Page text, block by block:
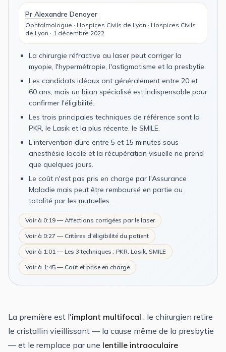
Pr Alexandre Denoyer
Ophtalmologue · Hospices Civils de Lyon · Hospices Civils
de Lyon · 1 décembre 2022
La chirurgie réfractive au laser peut corriger la
myopie, l'hypermétropie, l'astigmatisme et la presbytie.
Les candidats idéaux ont généralement entre 20 et
60 ans, mais un bilan spécialisé est indispensable pour
confirmer l'éligibilité.
Les trois principales techniques de référence sont la
PKR, le Lasik et la plus récente, le SMILE.
L'intervention dure entre 5 et 15 minutes sous
anesthésie locale et la récupération visuelle ne prend
que quelques jours.
Le coût n'est pas pris en charge par l'Assurance
Maladie mais peut être remboursé en partie ou
totalité par les mutuelles.
Voir à 0:19 — Affections corrigées par le laser
Voir à 0:27 — Critères d'éligibilité du patient
Voir à 1:01 — Les 3 techniques : PKR, Lasik, SMILE
Voir à 1:45 — Coût et prise en charge
La première est l'implant multifocal : le chirurgien retire
le cristallin vieillissant — la cause même de la presbytie
— et le remplace par une lentille intraoculaire